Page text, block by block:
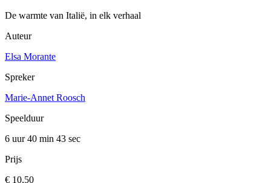
De warmte van Italië, in elk verhaal
Auteur
Elsa Morante
Spreker
Marie-Annet Roosch
Speelduur
6 uur 40 min 43 sec
Prijs
€ 10,50